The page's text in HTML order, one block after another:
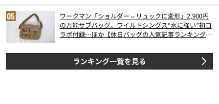
ワークマン「ショルダー⇔リュックに変形」2,900円
の万能サブバッグ、ワイルドシングス“水に強い”初コ
ラボ付録…ほか【休日バッグの人気記事ランキングベ
ランキング一覧を見る